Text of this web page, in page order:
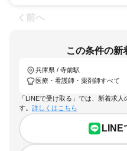
前へ
この条件の新
兵庫県 / 寺前駅
医療・看護師・薬剤師すべて
「LINEで受け取る」では、新着求
す。 詳しくはこちら
LINE